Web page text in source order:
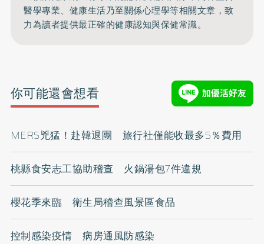
醫學專業、健康生活乃至關係心理學等相關文章，致
力為讀者提供最正確的健康認知與保健常識。
你可能還會想看
MERS兇猛！赴韓退團 旅行社僅能收最多5％費用
桃縣食安志工協助稽查 火鍋湯包7件違規
櫻花季來臨 衛生局稽查風景區食品
控制感染疫情 病房通風防感染